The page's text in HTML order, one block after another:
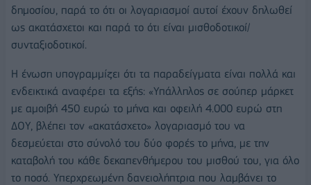
δημοσίου, παρά το ότι οι λογαριασμοί αυτοί έχουν δηλωθεί
ως ακατάσχετοι και παρά το ότι είναι μισθοδοτικοί/
συνταξιοδοτικοί.
Η ένωση υπογραμμίζει ότι τα παραδείγματα είναι πολλά και
ενδεικτικά αναφέρει τα εξής: «Υπάλληλος σε σούπερ μάρκετ
με αμοιβή 450 ευρώ το μήνα και οφειλή 4.000 ευρώ στη
ΔΟΥ, βλέπει τον «ακατάσχετο» λογαριασμό του να
δεσμεύεται στο σύνολό του δύο φορές το μήνα, με την
καταβολή του κάθε δεκαπενθήμερου του μισθού του, για όλο
το ποσό. Υπερχρεωμένη δανειολήπτρια που λαμβάνει το